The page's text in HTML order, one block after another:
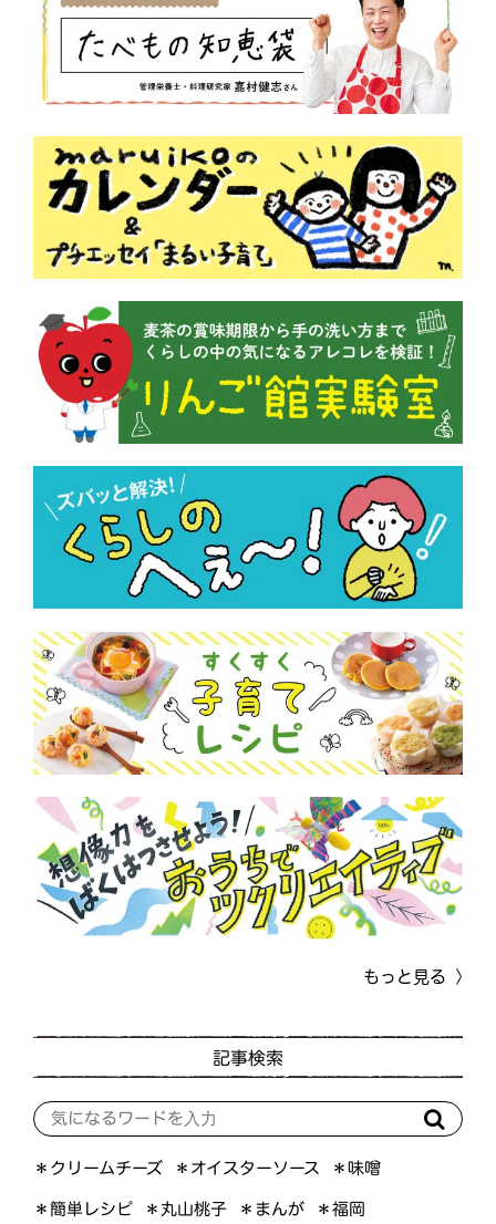
もっと見る
記事検索
＊クリームチーズ ＊オイスターソース ＊味噌
＊簡単レシピ ＊丸山桃子 ＊まんが ＊福岡